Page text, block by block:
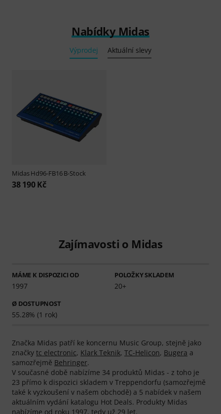
Nabídky Midas
Výprodej Aktuální slevy
MidasHd96-FB16 B-Stock
38 190 Kč
Zajímavosti o Midas
MÁME K DISPOZICI OD
1997
POLOŽKY SKLADEM
20+
Ø DOSTUPNOST
55.28% (1 rok)
Značka Midas patří ke koncernu Music Group, stejně jako
značky tc electronic, Klark Teknik, TC-Helicon, Bugera a
samozřejmě Behringer.
V současné době nabízíme 34 produktů Midas - z toho je
23 přímo k dispozici skladem v Treppendorfu (samozřejmě
také k vyzkoušení v našem obchodě) a 5 nabídek v našem
aktuálním vydání katalogu Hot Deals. Produkty Midas
nabízíme od roku 1997, tedy už 29 let.